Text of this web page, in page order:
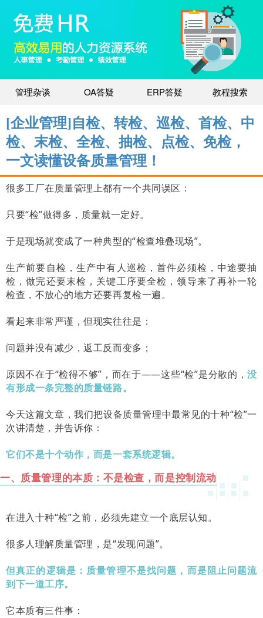
管理杂谈 OA答疑 ERP答疑 教程搜索
[企业管理]自检、转检、巡检、首检、中
检、末检、全检、抽检、点检、免检，
一文读懂设备质量管理！
很多工厂在质量管理上都有一个共同误区：
只要“检”做得多，质量就一定好。
于是现场就变成了一种典型的“检查堆叠现场”。
生产前要自检，生产中有人巡检，首件必须检，中途要抽
检，做完还要末检，关键工序要全检，领导来了再补一轮
检查，不放心的地方还要再复检一遍。
看起来非常严谨，但现实往往是：
问题并没有减少，返工反而变多；
原因不在于“检得不够”，而在于——这些“检”是分散的，没
有形成一条完整的质量链路。
今天这篇文章，我们把设备质量管理中最常见的十种“检”一
次讲清楚，并告诉你：
它们不是十个动作，而是一套系统逻辑。
一、质量管理的本质：不是检查，而是控制流动
在进入十种“检”之前，必须先建立一个底层认知。
很多人理解质量管理，是“发现问题”。
但真正的逻辑是：质量管理不是找问题，而是阻止问题流
到下一道工序。
它本质有三件事：